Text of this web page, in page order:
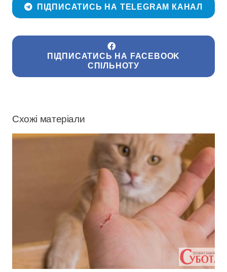
ПІДПИСАТИСЬ НА TELEGRAM КАНАЛ
ПІДПИСАТИСЬ НА FACEBOOK
СПІЛЬНОТУ
Схожі матеріали